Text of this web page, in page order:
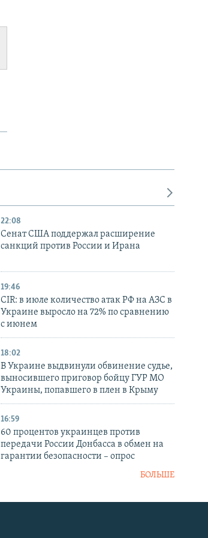
22:08
Сенат США поддержал расширение
санкций против России и Ирана
19:46
CIR: в июле количество атак РФ на АЗС в
Украине выросло на 72% по сравнению
с июнем
18:02
В Украине выдвинули обвинение судье,
выносившего приговор бойцу ГУР МО
Украины, попавшего в плен в Крыму
16:59
60 процентов украинцев против
передачи России Донбасса в обмен на
гарантии безопасности – опрос
БОЛЬШЕ